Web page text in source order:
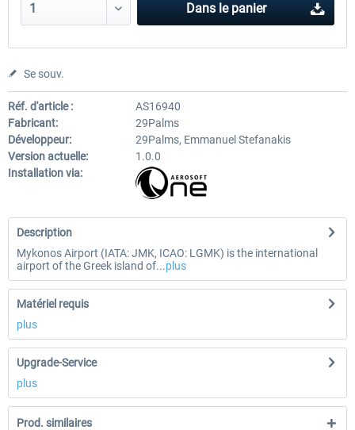
Dans le panier
Se souv.
Réf. d'article :
AS16940
Fabricant:
29Palms
Développeur:
29Palms, Emmanuel Stefanakis
Version actuelle:
1.0.0
Installation via:
Description
Mykonos Airport (IATA: JMK, ICAO: LGMK) is the international
airport of the Greek island of...plus
Matériel requis
plus
Upgrade-Service
plus
Prod. similaires